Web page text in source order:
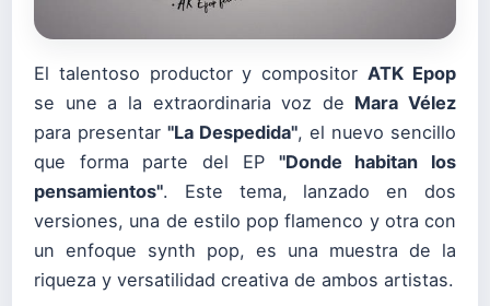
El talentoso productor y compositorATK Epop
se une a la extraordinaria voz de Mara Vélez
para presentar "La Despedida", el nuevo sencillo
que forma parte del EP "Donde habitan los
pensamientos". Este tema, lanzado en dos
versiones, una de estilo pop flamenco y otra con
un enfoque synth pop, es una muestra de la
riqueza y versatilidad creativa de ambos artistas.